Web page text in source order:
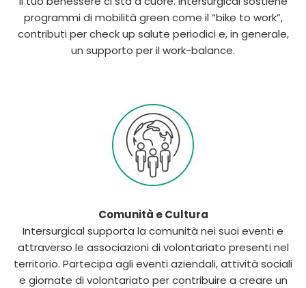
programmi di mobilità green come il “bike to work”,
contributi per check up salute periodici e, in generale,
un supporto per il work-balance.
Comunità e Cultura
Intersurgical supporta la comunità nei suoi eventi e
attraverso le associazioni di volontariato presenti nel
territorio. Partecipa agli eventi aziendali, attività sociali
e giornate di volontariato per contribuire a creare un